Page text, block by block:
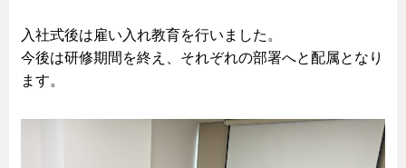
入社式後は雇い入れ教育を行いました。
今後は研修期間を終え、それぞれの部署へと配属となり
ます。